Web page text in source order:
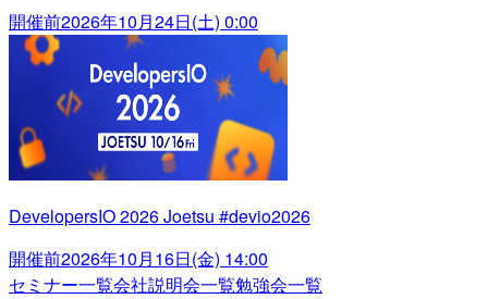
開催前2026年10月24日(土) 0:00
DevelopersIO 2026 Joetsu #devio2026
開催前2026年10月16日(金) 14:00
セミナー一覧会社説明会一覧勉強会一覧